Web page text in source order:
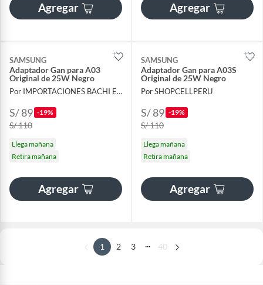
Agregar Agregar
SAMSUNG
Adaptador Gan para A03
Original de 25W Negro
Por IMPORTACIONES BACHI E.I.R.L.
S/ 89 -19%
S/ 110
Llega mañana
Retira mañana
Agregar
SAMSUNG
Adaptador Gan para A03S
Original de 25W Negro
Por SHOPCELLPERU
S/ 89 -19%
S/ 110
Llega mañana
Retira mañana
Agregar
1 2 3 ... 40